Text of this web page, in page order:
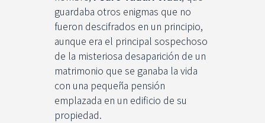
guardaba otros enigmas que no
fueron descifrados en un principio,
aunque era el principal sospechoso
de la misteriosa desaparición de un
matrimonio que se ganaba la vida
con una pequeña pensión
emplazada en un edificio de su
propiedad.